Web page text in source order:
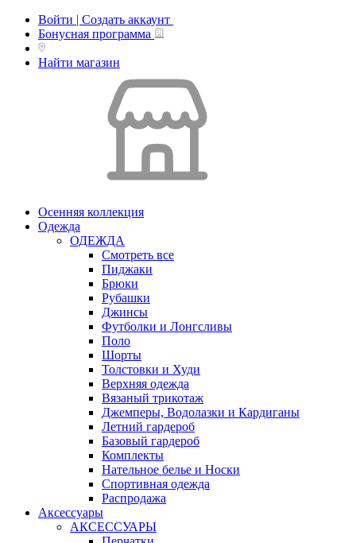
Войти | Создать аккаунт
Бонусная программа
Найти магазин
Осенняя коллекция
Одежда
ОДЕЖДА
Смотреть все
Пиджаки
Брюки
Рубашки
Джинсы
Футболки и Лонгсливы
Поло
Шорты
Толстовки и Худи
Верхняя одежда
Вязаный трикотаж
Джемперы, Водолазки и Кардиганы
Летний гардероб
Базовый гардероб
Комплекты
Нательное белье и Носки
Спортивная одежда
Распродажа
Аксессуары
АКСЕССУАРЫ